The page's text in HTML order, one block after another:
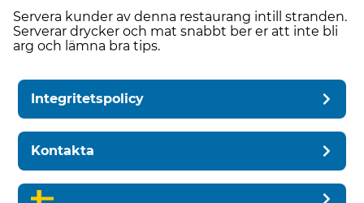
Servera kunder av denna restaurang intill stranden.
Serverar drycker och mat snabbt ber er att inte bli
arg och lämna bra tips.
Integritetspolicy
Kontakta